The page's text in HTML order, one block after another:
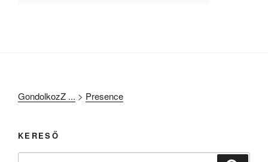
GondolkozZ ... > Presence
KERESŐ